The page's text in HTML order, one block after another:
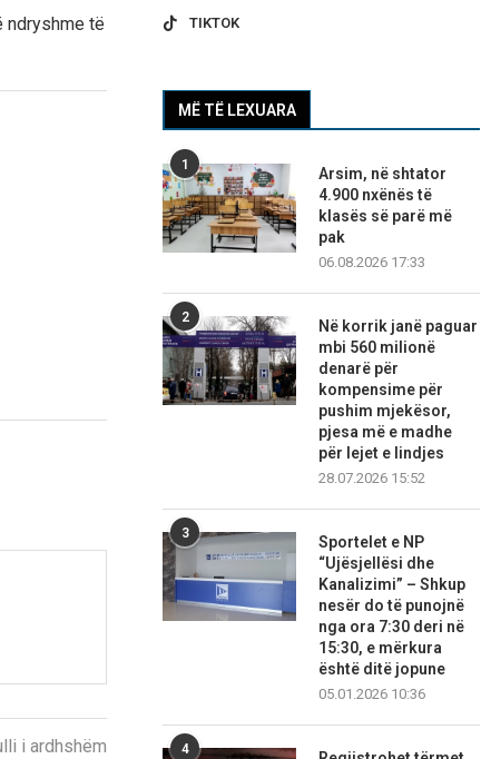
ndryshme të
i ardhshëm
TIKTOK
MË TË LEXUARA
1
Arsim, në shtator
4.900 nxënës të
klasës së parë më
pak
06.08.2026 17:33
2
Në korrik janë paguar
mbi 560 milionë
denarë për
kompensime për
pushim mjekësor,
pjesa më e madhe
për lejet e lindjes
28.07.2026 15:52
3
Sportelet e NP
“Ujësjellësi dhe
Kanalizimi” – Shkup
nesër do të punojnë
nga ora 7:30 deri në
15:30, e mërkura
është ditë jopune
05.01.2026 10:36
4